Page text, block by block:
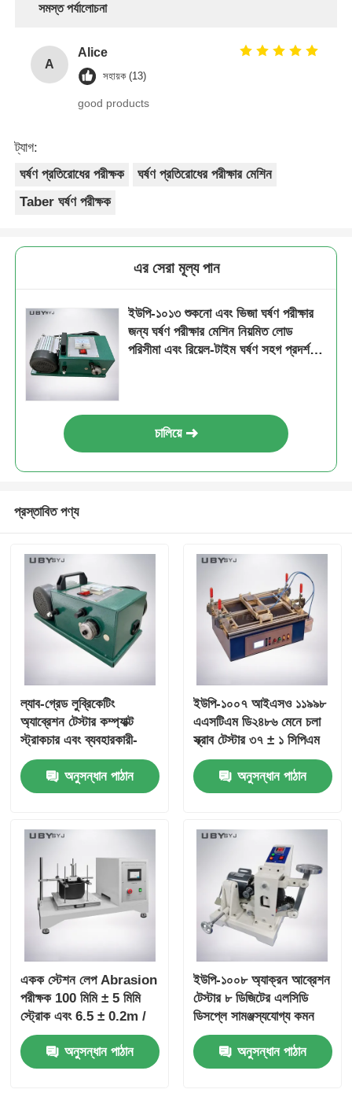
সমস্ত পর্যালোচনা
A
Alice
সহায়ক (13)
good products
ট্যাগ:
ঘর্ষণ প্রতিরোধের পরীক্ষক
ঘর্ষণ প্রতিরোধের পরীক্ষার মেশিন
Taber ঘর্ষণ পরীক্ষক
এর সেরা মূল্য পান
ইউপি-১০১৩ শুকনো এবং ভিজা ঘর্ষণ পরীক্ষার
জন্য ঘর্ষণ পরীক্ষার মেশিন নিয়মিত লোড
পরিসীমা এবং রিয়েল-টাইম ঘর্ষণ সহগ প্রদর্শন
চালিয়ে
প্রস্তাবিত পণ্য
ল্যাব-গ্রেড লুব্রিকেটিং
অ্যাব্রেশন টেস্টার কম্প্যাক্ট
স্ট্রাকচার এবং ব্যবহারকারী-
বন্ধুত্বপূর্ণ ইন্টারফেস সহ ঘর্ষণ
এবং পরিধান প্রতিরোধের পরীক্ষার
জন্য
অনুসন্ধান পাঠান
ইউপি-১০০৭ আইএসও ১১৯৯৮
এএসটিএম ডি২৪৮৬ মেনে চলা
স্ক্রাব টেস্টার ৩৭ ± ১ সিপিএম
ব্রাশ মুভমেন্ট ফ্রিকোয়েন্সি এবং
অ্যানোডাইজড অ্যালুমিনিয়াম
বডি সহ
অনুসন্ধান পাঠান
একক স্টেশন লেপ Abrasion
পরীক্ষক 100 মিমি ± 5 মিমি
স্ট্রোক এবং 6.5 ± 0.2m /
মিনিট গতি সঙ্গে স্থায়িত্ব পরীক্ষা
জন্য
অনুসন্ধান পাঠান
ইউপি-১০০৮ অ্যাক্রন আব্রেশন
টেস্টার ৮ ডিজিটের এলসিডি
ডিসপ্লে সামঞ্জস্যযোগ্য কমন
কোণ 0 ~ 45 ° এবং ডাবল
লোড ওজন 2LB / 6LB রাবার
আব্রেশন প্রতিরোধের পরীক্ষার
অনুসন্ধান পাঠান